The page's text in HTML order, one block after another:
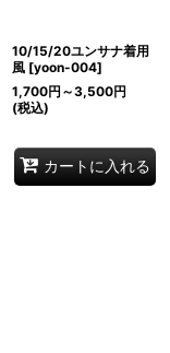
10/15/20ユンサナ着用
風 [yoon-004]
1,700円 ～3,500円
(税込)
カートに入れる